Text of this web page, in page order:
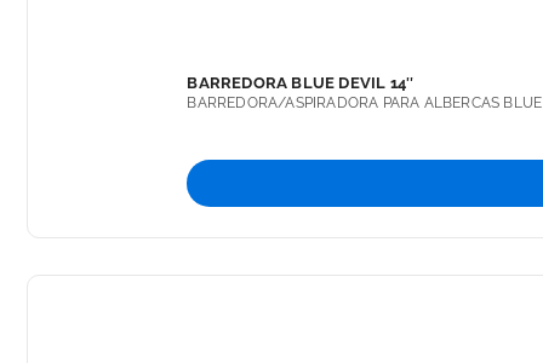
BARREDORA BLUE DEVIL 14″
BARREDORA/ASPIRADORA PARA ALBERCAS